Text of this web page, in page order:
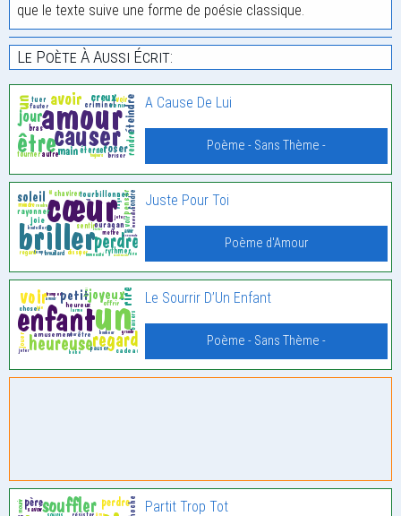
que le texte suive une forme de poésie classique.
Le Poète À Aussi Écrit:
A Cause De Lui
Poème - Sans Thème -
Juste Pour Toi
Poème d'Amour
Le Sourrir D’Un Enfant
Poème - Sans Thème -
Partit Trop Tot